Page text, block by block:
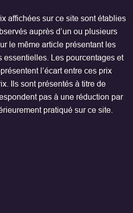
affichées sur ce site sont établies
auprès d’un ou plusieurs
le même article présentant les
essentielles. Les pourcentages et
l’écart entre ces prix
Ils sont présentés à titre de
pas à une réduction par
pratiqué sur ce site.